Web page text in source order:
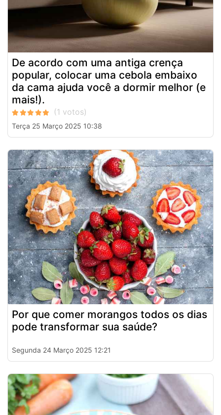
De acordo com uma antiga crença
popular, colocar uma cebola embaixo
da cama ajuda você a dormir melhor (e
mais!).
Terça 25 Março 2025 10:38
Por que comer morangos todos os dias
pode transformar sua saúde?
Segunda 24 Março 2025 12:21